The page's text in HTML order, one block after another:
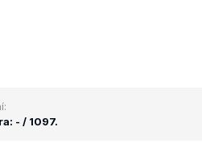
- / 1097.